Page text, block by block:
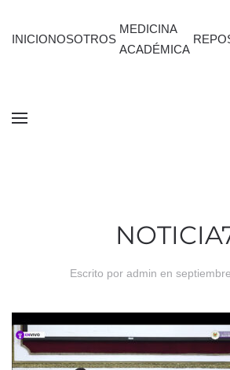
INICIONOSOTROS
MEDICINA
ACADÉMICA
Escrito por admin en